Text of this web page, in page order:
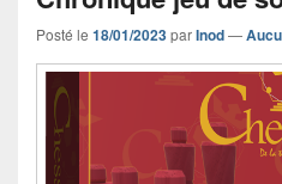
Posté le 18/01/2023parInod—